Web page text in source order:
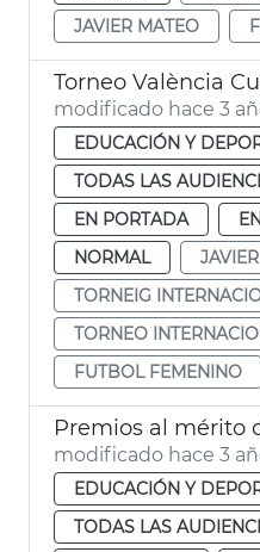
JAVIER MATEO
Torneo València
modificado hace 3
EDUCACIÓN Y
TODAS LAS
EN PORTADA
NORMAL
TORNEIG
TORNEO
FUTBOL FEMENINO
Premios al mérito
modificado hace 3
EDUCACIÓN Y
TODAS LAS